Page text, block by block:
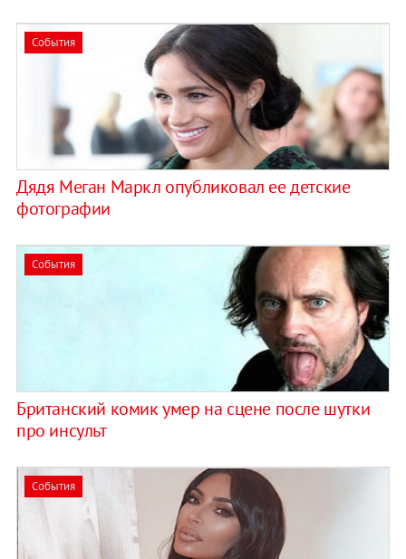
События
Дядя Меган Маркл опубликовал ее детские
фотографии
События
Британский комик умер на сцене после шутки
про инсульт
События